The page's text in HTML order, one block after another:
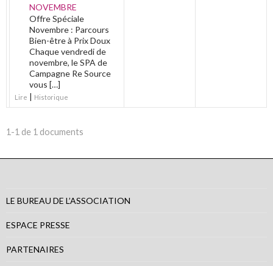
NOVEMBRE
Offre Spéciale
Novembre : Parcours
Bien-être à Prix Doux
Chaque vendredi de
novembre, le SPA de
Campagne Re Source
vous […]
Lire | Historique
1-1 de 1 documents
LE BUREAU DE L’ASSOCIATION
ESPACE PRESSE
PARTENAIRES